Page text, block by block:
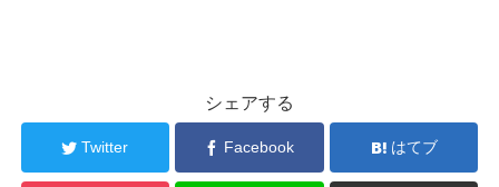
シェアする
Twitter Facebook はてブ